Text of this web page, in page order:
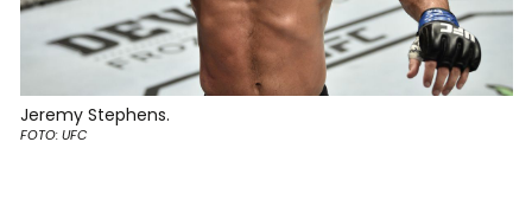
Jeremy Stephens.
FOTO: UFC